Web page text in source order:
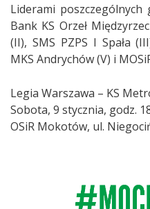
Liderami
Bank KS Orzeł
(II), SMS PZPS I Spała
MKS Andrychów (V) i
Legia Warszawa – KS
Sobota, 9 stycznia, godz.
OSiR Mokotów, ul.